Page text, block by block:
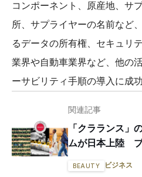
コンポーネント、原産地、サ
所、サプライヤーの名前など
るデータの所有権、セキュリ
業界や自動車業界など、他の
ーサビリティ手順の導入に成
関連記事
「クラランス」
ムが日本上陸
BEAUTY ビジネス